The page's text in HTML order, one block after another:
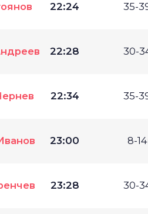
22:24 35-
22:28 30-
22:34 35-
23:00 8-
23:28 30-